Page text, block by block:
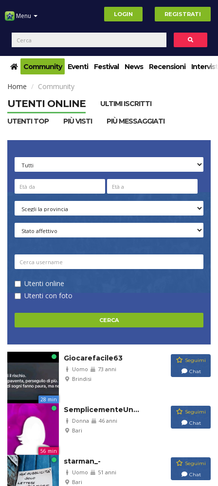
Menu LOGIN REGISTRATI
Community Eventi Festival News Recensioni
Home Community
UTENTI ONLINE
ULTIMI ISCRITTI
UTENTI TOP
PIÙ VISTI PIÙ MESSAGGIATI
Utenti online
Utenti con foto
28 min
Giocarefacile63
Uomo
73 anni
Brindisi
Seguimi
Chat
56 min
SemplicementeUn...
Donna
46 anni
Bari
Seguimi
Chat
starman_-
Uomo
51 anni
Bari
Seguimi
Chat